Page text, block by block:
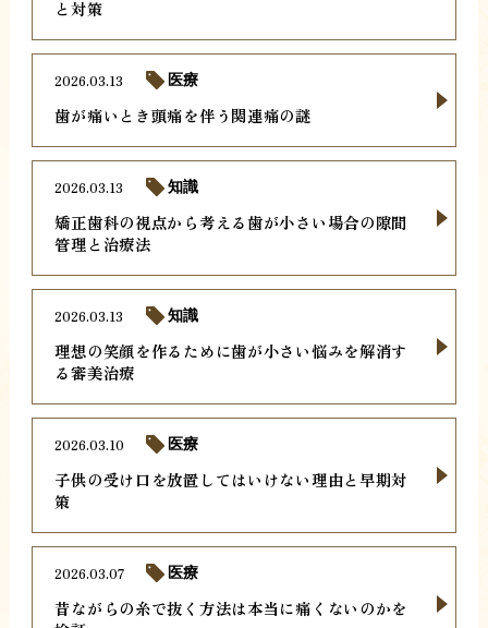
と対策
歯が痛いとき頭痛を伴う関連痛の謎
2026.03.13 医療
矯正歯科の視点から考える歯が小さい場合の隙間
管理と治療法
2026.03.13 知識
理想の笑顔を作るために歯が小さい悩みを解消す
る審美治療
2026.03.13 知識
子供の受け口を放置してはいけない理由と早期対
策
2026.03.10 医療
昔ながらの糸で抜く方法は本当に痛くないのかを
2026.03.07 医療